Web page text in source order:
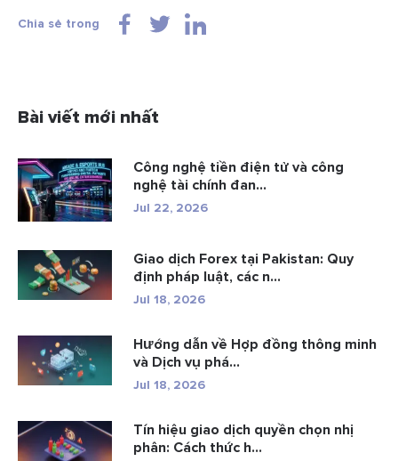
Chia sẻ trong
Bài viết mới nhất
Công nghệ tiền điện tử và công
nghệ tài chính đan...
Jul 22, 2026
Giao dịch Forex tại Pakistan: Quy
định pháp luật, các n...
Jul 18, 2026
Hướng dẫn về Hợp đồng thông minh
và Dịch vụ phá...
Jul 18, 2026
Tín hiệu giao dịch quyền chọn nhị
phân: Cách thức h...